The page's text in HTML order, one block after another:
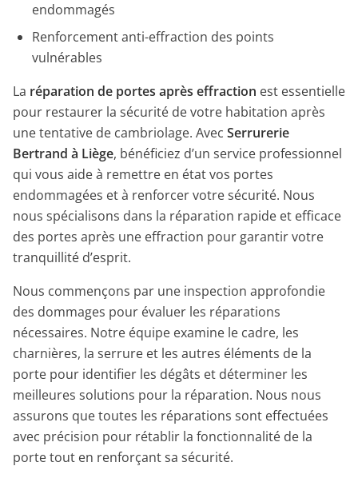
endommagés
Renforcement anti-effraction des points
vulnérables
La réparation de portes après effraction est essentielle
pour restaurer la sécurité de votre habitation après
une tentative de cambriolage. Avec Serrurerie
Bertrand à Liège, bénéficiez d’un service professionnel
qui vous aide à remettre en état vos portes
endommagées et à renforcer votre sécurité. Nous
nous spécialisons dans la réparation rapide et efficace
des portes après une effraction pour garantir votre
tranquillité d’esprit.
Nous commençons par une inspection approfondie
des dommages pour évaluer les réparations
nécessaires. Notre équipe examine le cadre, les
charnières, la serrure et les autres éléments de la
porte pour identifier les dégâts et déterminer les
meilleures solutions pour la réparation. Nous nous
assurons que toutes les réparations sont effectuées
avec précision pour rétablir la fonctionnalité de la
porte tout en renforçant sa sécurité.